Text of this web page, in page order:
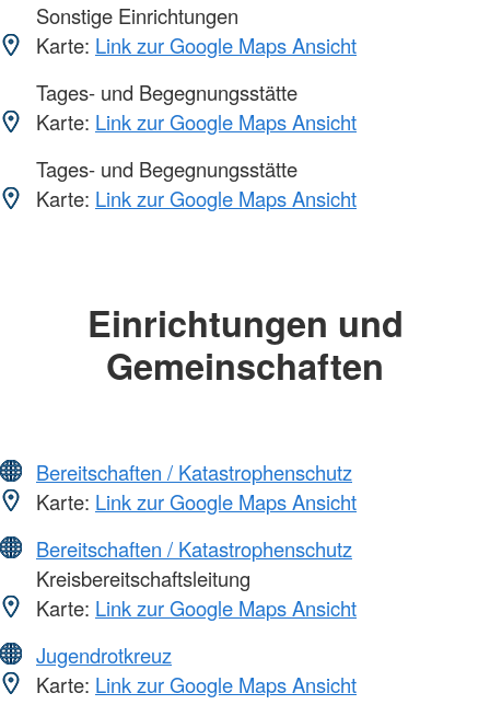
Sonstige Einrichtungen
Karte: Link zur Google Maps Ansicht
Tages- und Begegnungsstätte
Karte: Link zur Google Maps Ansicht
Tages- und Begegnungsstätte
Karte: Link zur Google Maps Ansicht
Einrichtungen und
Gemeinschaften
Bereitschaften / Katastrophenschutz
Karte: Link zur Google Maps Ansicht
Bereitschaften / Katastrophenschutz
Kreisbereitschaftsleitung
Karte: Link zur Google Maps Ansicht
Jugendrotkreuz
Karte: Link zur Google Maps Ansicht